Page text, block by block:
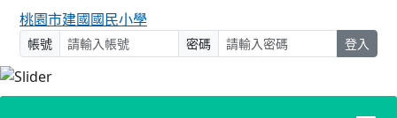
桃園市建國國民小學
帳號 密碼 登入